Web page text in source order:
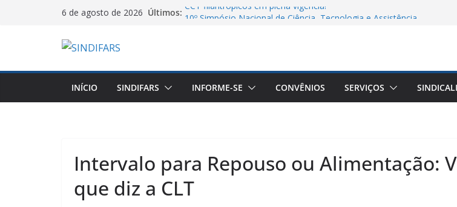
6 de agosto de 2026 Últimos: CCT filantrópicos em plena vigência!
10º Simpósio Nacional de Ciência, Tecnologia e Assistência
Piso salarial farmacêutico: por que comparar valores entre
estados pode levar a conclusões equivocadas
INÍCIO SINDIFARS INFORME-SE CONVÊNIOS SERVIÇOS
Intervalo para Repouso ou Alimentação:
que diz a CLT